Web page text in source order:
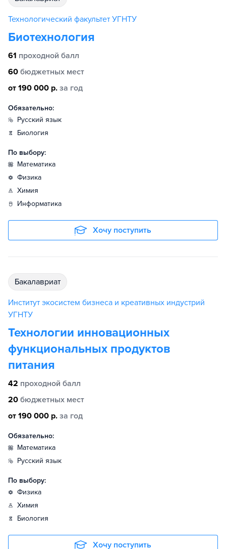
Технологический факультет УГНТУ
Биотехнология
61 проходной балл
60 бюджетных мест
от 190 000 р. за год
Обязательно:
русский язык
биология
По выбору:
математика
физика
химия
информатика
Хочу поступить
бакалавриат
Институт экосистем бизнеса и креативных индустрий
УГНТУ
Технологии инновационных
функциональных продуктов
питания
42 проходной балл
20 бюджетных мест
от 190 000 р. за год
Обязательно:
математика
русский язык
По выбору:
физика
химия
биология
Хочу поступить